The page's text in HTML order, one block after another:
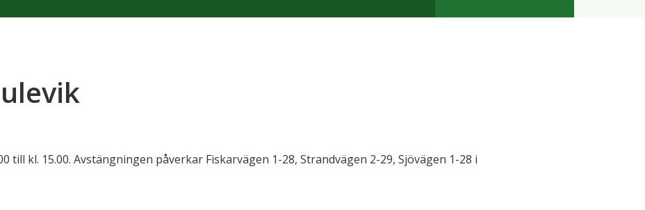
kl. 15.00. Avstängningen påverkar Fiskarvägen 1-28, Strandvägen 2-29, Sjövägen 1-28 i